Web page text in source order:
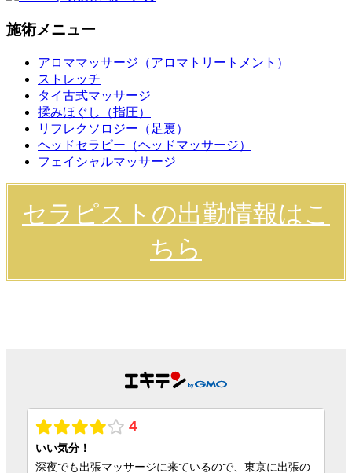
施術メニュー
アロママッサージ（アロマトリートメント）
ストレッチ
タイ古式マッサージ
揉みほぐし（指圧）
リフレクソロジー（足裏）
ヘッドセラピー（ヘッドマッサージ）
フェイシャルマッサージ
セラピストの出勤情報はこ
ちら